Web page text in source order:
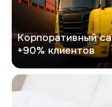
Корпоративный
+90% клиентов
Персона